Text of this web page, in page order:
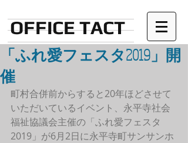
OFFICE TACT
「ふれ愛フェスタ2019」開
催
町村合併前からすると20年ほどさせて
いただいているイベント、永平寺社会
福祉協議会主催の「ふれ愛フェスタ
2019」が6月2日に永平寺町サンサンホ